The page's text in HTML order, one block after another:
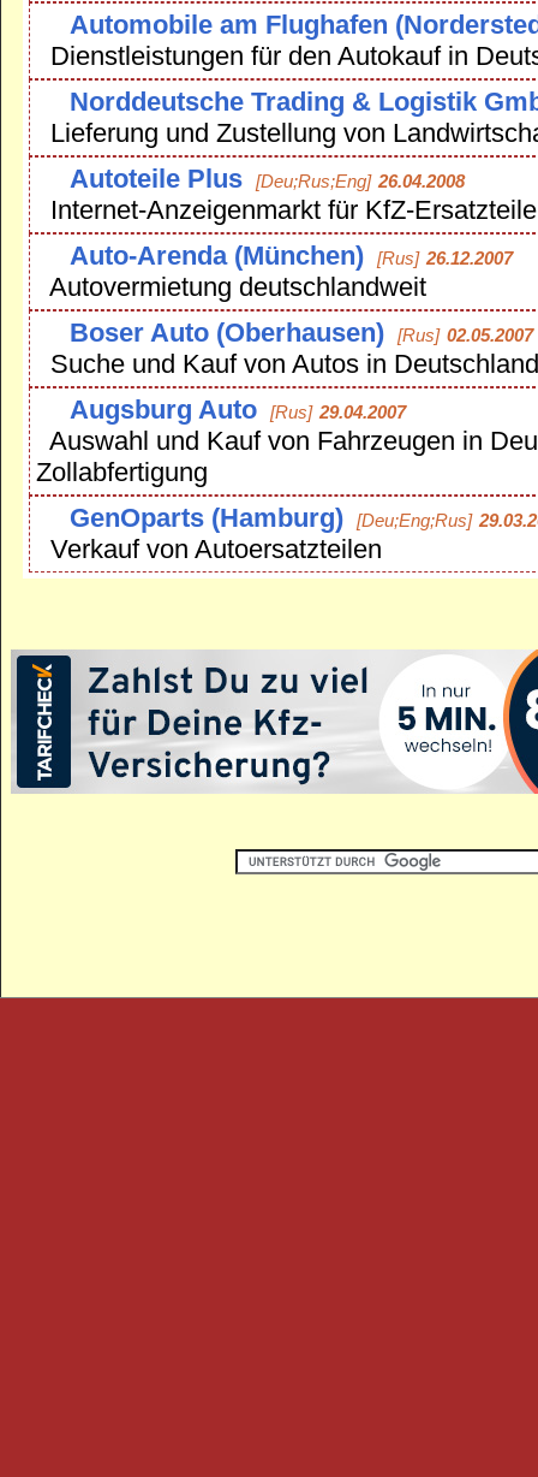
Automobile am Flughafen
Dienstleistungen für den Autokauf in
Norddeutsche Trading & Logistik
Lieferung und Zustellung von
Autoteile Plus
[Deu;Rus;Eng] 26.04.2008
Internet-Anzeigenmarkt für KfZ-Ersatzteile
Auto-Arenda (München)
[Rus] 26.12.2007
Autovermietung deutschlandweit
Boser Auto (Oberhausen)
[Rus] 02.05.2007
Suche und Kauf von Autos in Deutschland
Augsburg Auto
[Rus] 29.04.2007
Auswahl und Kauf von Fahrzeugen in
Zollabfertigung
GenOparts (Hamburg)
[Deu;Eng;Rus]
Verkauf von Autoersatzteilen